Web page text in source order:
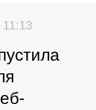
11:13